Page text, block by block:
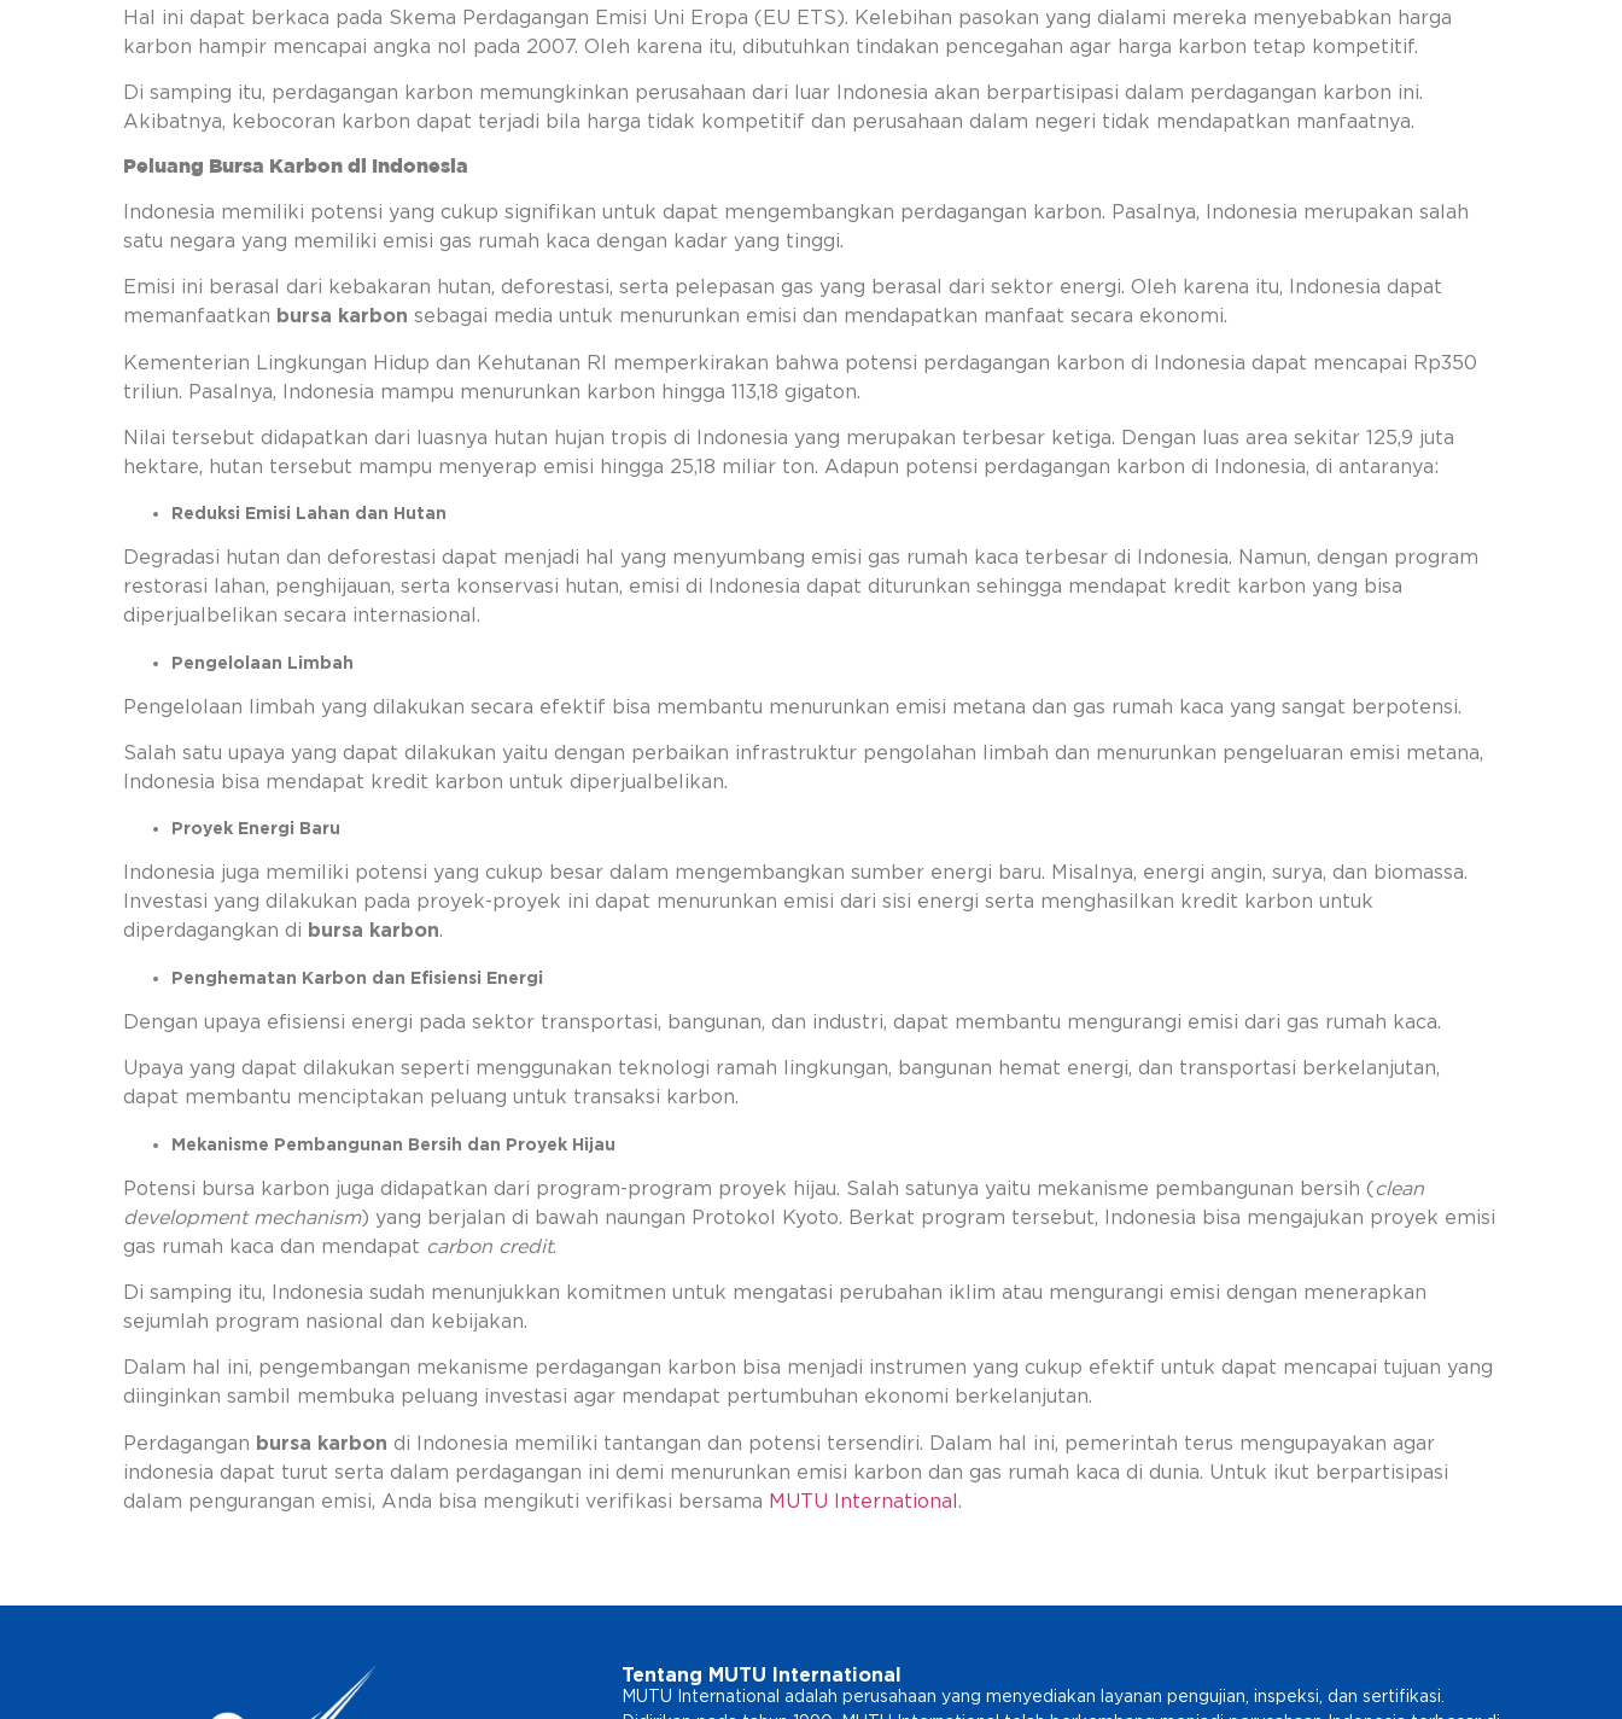
Hal ini dapat berkaca pada Skema Perdagangan Emisi Uni Eropa (EU ETS). Kelebihan pasokan yang dialami mereka menyebabkan harga
karbon hampir mencapai angka nol pada 2007. Oleh karena itu, dibutuhkan tindakan pencegahan agar harga karbon tetap kompetitif.
Di samping itu, perdagangan karbon memungkinkan perusahaan dari luar Indonesia akan berpartisipasi dalam perdagangan karbon ini.
Akibatnya, kebocoran karbon dapat terjadi bila harga tidak kompetitif dan perusahaan dalam negeri tidak mendapatkan manfaatnya.
Peluang Bursa Karbon di Indonesia
Indonesia memiliki potensi yang cukup signifikan untuk dapat mengembangkan perdagangan karbon. Pasalnya, Indonesia merupakan salah
satu negara yang memiliki emisi gas rumah kaca dengan kadar yang tinggi.
Emisi ini berasal dari kebakaran hutan, deforestasi, serta pelepasan gas yang berasal dari sektor energi. Oleh karena itu, Indonesia dapat
memanfaatkan bursa karbon sebagai media untuk menurunkan emisi dan mendapatkan manfaat secara ekonomi.
Kementerian Lingkungan Hidup dan Kehutanan RI memperkirakan bahwa potensi perdagangan karbon di Indonesia dapat mencapai Rp350
triliun. Pasalnya, Indonesia mampu menurunkan karbon hingga 113,18 gigaton.
Nilai tersebut didapatkan dari luasnya hutan hujan tropis di Indonesia yang merupakan terbesar ketiga. Dengan luas area sekitar 125,9 juta
hektare, hutan tersebut mampu menyerap emisi hingga 25,18 miliar ton. Adapun potensi perdagangan karbon di Indonesia, di antaranya:
Reduksi Emisi Lahan dan Hutan
Degradasi hutan dan deforestasi dapat menjadi hal yang menyumbang emisi gas rumah kaca terbesar di Indonesia. Namun, dengan program
restorasi lahan, penghijauan, serta konservasi hutan, emisi di Indonesia dapat diturunkan sehingga mendapat kredit karbon yang bisa
diperjualbelikan secara internasional.
Pengelolaan Limbah
Pengelolaan limbah yang dilakukan secara efektif bisa membantu menurunkan emisi metana dan gas rumah kaca yang sangat berpotensi.
Salah satu upaya yang dapat dilakukan yaitu dengan perbaikan infrastruktur pengolahan limbah dan menurunkan pengeluaran emisi metana,
Indonesia bisa mendapat kredit karbon untuk diperjualbelikan.
Proyek Energi Baru
Indonesia juga memiliki potensi yang cukup besar dalam mengembangkan sumber energi baru. Misalnya, energi angin, surya, dan biomassa.
Investasi yang dilakukan pada proyek-proyek ini dapat menurunkan emisi dari sisi energi serta menghasilkan kredit karbon untuk
diperdagangkan di bursa karbon.
Penghematan Karbon dan Efisiensi Energi
Dengan upaya efisiensi energi pada sektor transportasi, bangunan, dan industri, dapat membantu mengurangi emisi dari gas rumah kaca.
Upaya yang dapat dilakukan seperti menggunakan teknologi ramah lingkungan, bangunan hemat energi, dan transportasi berkelanjutan,
dapat membantu menciptakan peluang untuk transaksi karbon.
Mekanisme Pembangunan Bersih dan Proyek Hijau
Potensi bursa karbon juga didapatkan dari program-program proyek hijau. Salah satunya yaitu mekanisme pembangunan bersih (clean
development mechanism) yang berjalan di bawah naungan Protokol Kyoto. Berkat program tersebut, Indonesia bisa mengajukan proyek emisi
gas rumah kaca dan mendapat carbon credit.
Di samping itu, Indonesia sudah menunjukkan komitmen untuk mengatasi perubahan iklim atau mengurangi emisi dengan menerapkan
sejumlah program nasional dan kebijakan.
Dalam hal ini, pengembangan mekanisme perdagangan karbon bisa menjadi instrumen yang cukup efektif untuk dapat mencapai tujuan yang
diinginkan sambil membuka peluang investasi agar mendapat pertumbuhan ekonomi berkelanjutan.
Perdagangan bursa karbon di Indonesia memiliki tantangan dan potensi tersendiri. Dalam hal ini, pemerintah terus mengupayakan agar
indonesia dapat turut serta dalam perdagangan ini demi menurunkan emisi karbon dan gas rumah kaca di dunia. Untuk ikut berpartisipasi
dalam pengurangan emisi, Anda bisa mengikuti verifikasi bersama MUTU International .
Tentang MUTU International
MUTU International adalah perusahaan yang menyediakan layanan pengujian, inspeksi, dan sertifikasi.